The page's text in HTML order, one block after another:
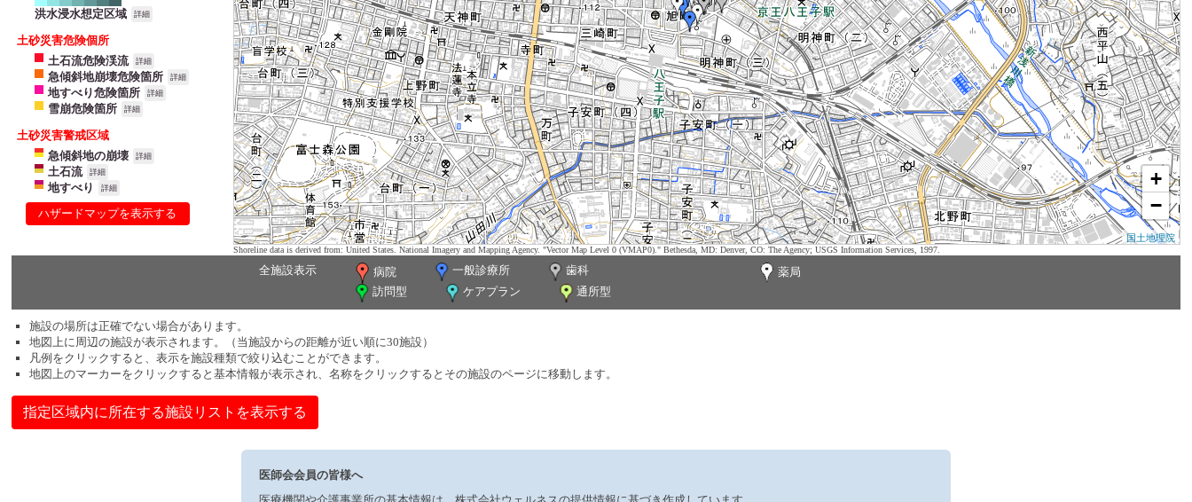
洪水浸水想定区域 詳細
土砂災害危険個所
土石流危険渓流
詳細
急傾斜地崩壊危険箇所 詳細
地すべり危険箇所 詳細
雪崩危険箇所 詳細
土砂災害警戒区域
急傾斜地の崩壊
詳細
土石流 詳細
地すべり 詳細
ハザードマップを表示する
+
−
国土地理院
Shoreline data is derived from: United States. National Imagery and Mapping Agency. "Vector Map Level 0 (VMAP0)." Bethesda, MD: Denver, CO: The Agency; USGS Information Services, 1997.
全施設表示 病院 一般診療所 歯科
薬局
訪問型
ケアプラン 通所型
施設の場所は正確でない場合があります。
地図上に周辺の施設が表示されます。（当施設からの距離が近い順に30施設）
凡例をクリックすると、表示を施設種類で絞り込むことができます。
地図上のマーカーをクリックすると基本情報が表示され、名称をクリックするとその施設のページに移動します。
指定区域内に所在する施設リストを表示する
医師会会員の皆様へ